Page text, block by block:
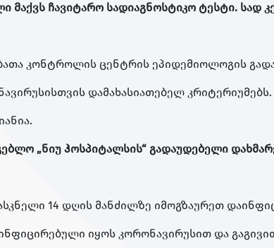
მაქვს ჩავიტარო სადიაგნოსტიკო ტესტი. სად
კონტროლის ცენტრის ეპიდემიოლოგის
დამახასიათებელ
„ნიუ ჰოსპიტალსის“ გადაუდებელი
14 დღის მანძილზე იმოგზაურეთ
იყოს კორონავირუსით და